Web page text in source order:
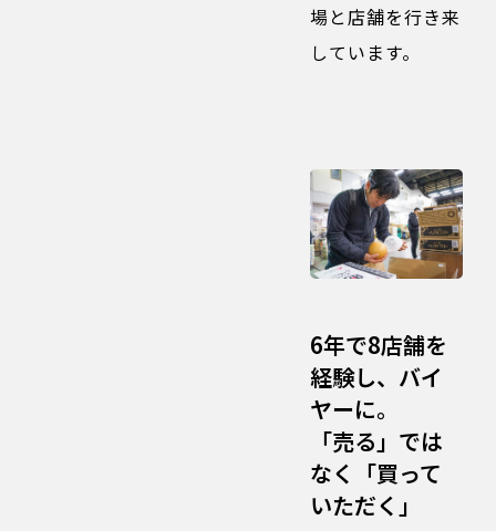
場と店舗を行き来
しています。
6年で8店舗を
経験し、バイ
ヤーに。
「売る」では
なく「買って
いただく」